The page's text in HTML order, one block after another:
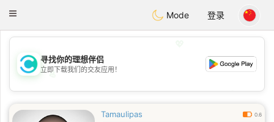
Citas
Toggle
Mode 登录
💖
💕
寻找你的理想伴侣
立即下载我们的交友应用！
Tamaulipas 0.6